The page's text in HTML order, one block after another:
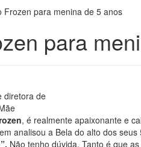
Frozen para menina de 5 anos
para
diretora de
, é realmente apaixonante e
analisou a Bela do alto dos seus
Não tenho dúvida. Tanto é que